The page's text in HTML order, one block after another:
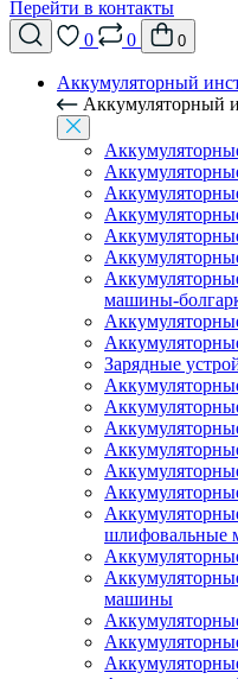
Перейти в контакты
0
0 0
Аккумуляторный
Аккумуляторный
машины-
Зарядные
шлифовальные
машины